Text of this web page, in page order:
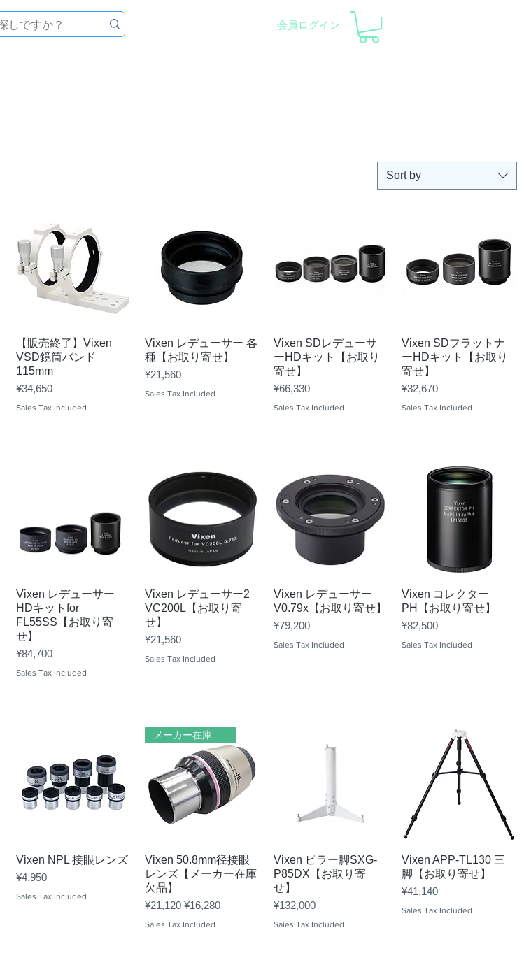
会員ログイン
Sort by
Quick View
【販売終了】Vixen
VSD鏡筒バンド
115mm
Price
¥34,650
Sales Tax Included
Quick View
Vixen レデューサー 各
種【お取り寄せ】
Price
¥21,560
Sales Tax Included
Quick View
Vixen SDレデューサ
ーHDキット【お取り
寄せ】
Price
¥66,330
Sales Tax Included
Quick View
Vixen SDフラットナ
ーHDキット【お取り
寄せ】
Price
¥32,670
Sales Tax Included
Quick View
Vixen レデューサー
HDキットfor
FL55SS【お取り寄
せ】
Price
¥84,700
Sales Tax Included
Quick View
Vixen レデューサー2
VC200L【お取り寄
せ】
Price
¥21,560
Sales Tax Included
Quick View
Vixen レデューサー
V0.79x【お取り寄せ】
Price
¥79,200
Sales Tax Included
Quick View
Vixen コレクター
PH【お取り寄せ】
Price
¥82,500
Sales Tax Included
Quick View
Vixen NPL 接眼レンズ
Price
¥4,950
Sales Tax Included
Quick View
メーカー在庫欠品
Vixen 50.8mm径接眼
レンズ【メーカー在庫
欠品】
Regular Price
¥21,120 Sale Price
¥16,280
Sales Tax Included
Quick View
Vixen ピラー脚SXG-
P85DX【お取り寄
せ】
Price
¥132,000
Sales Tax Included
Quick View
Vixen APP-TL130 三
脚【お取り寄せ】
Price
¥41,140
Sales Tax Included